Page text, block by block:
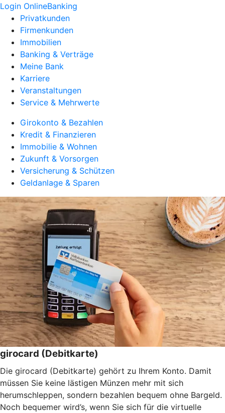
Login OnlineBanking
Privatkunden
Firmenkunden
Immobilien
Banking & Verträge
Meine Bank
Karriere
Veranstaltungen
Service & Mehrwerte
Girokonto & Bezahlen
Kredit & Finanzieren
Immobilie & Wohnen
Zukunft & Vorsorgen
Versicherung & Schützen
Geldanlage & Sparen
girocard (Debitkarte)
Die girocard (Debitkarte) gehört zu Ihrem Konto. Damit
müssen Sie keine lästigen Münzen mehr mit sich
herumschleppen, sondern bezahlen bequem ohne Bargeld.
Noch bequemer wird’s, wenn Sie sich für die virtuelle